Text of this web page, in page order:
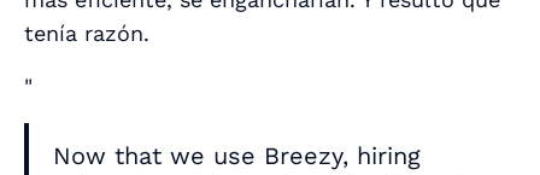
tenía razón.
"
Now that we use Breezy, hiring